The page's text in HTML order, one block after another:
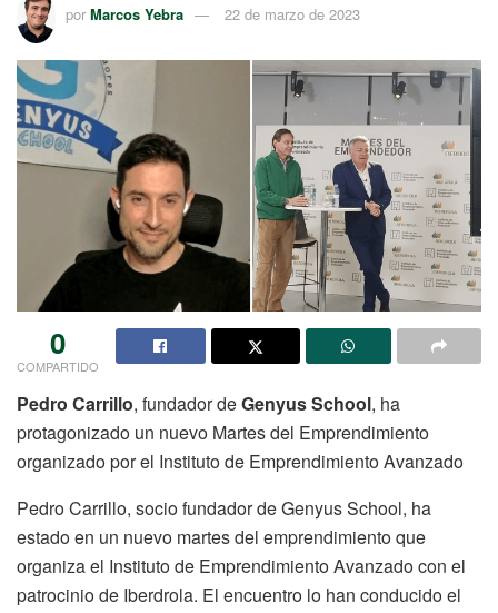
por Marcos Yebra 22 de marzo de 2023
0
COMPARTIDO
Pedro Carrillo, fundador deGenyus School, ha
protagonizado un nuevo Martes del Emprendimiento
organizado por el Instituto de Emprendimiento Avanzado
Pedro Carrillo, socio fundador de Genyus School, ha
estado en un nuevo martes del emprendimiento que
organiza el Instituto de Emprendimiento Avanzado con el
patrocinio de Iberdrola. El encuentro lo han conducido el